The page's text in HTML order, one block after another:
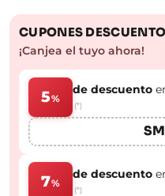
CUPONES
¡Canjea el tuyo ahora!
5%
de descuento
(*)
7%
de descuento
(*)